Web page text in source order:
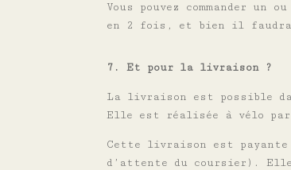
Vous pouvez commander
en 2 fois, et bien il faudra
7. Et pour la livraison ?
La livraison est possible
Elle est réalisée à vélo
Cette livraison est
d’attente du coursier).